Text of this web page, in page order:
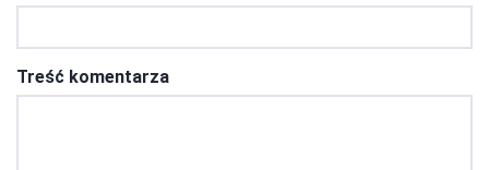
Treść komentarza